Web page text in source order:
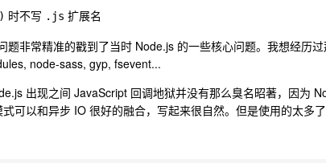
时不写 .js 扩展名
题非常精准的戳到了当时 Node.js 的一些核心问题。我想经历
node-sass, gyp, fsevent...
出现之间 JavaScript 回调地狱并没有那么臭名昭著，因为
可以和异步 IO 很好的融合，写起来很自然。但是使用的太多了